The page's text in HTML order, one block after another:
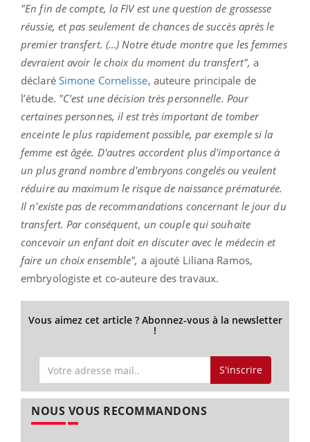
"En fin de compte, la FIV est une question de grossesse
réussie, et pas seulement de chances de succès après le
premier transfert. (…) Notre étude montre que les femmes
devraient avoir le choix du moment du transfert", a
déclaré Simone Cornelisse, auteure principale de
l’étude. "C'est une décision très personnelle. Pour
certaines personnes, il est très important de tomber
enceinte le plus rapidement possible, par exemple si la
femme est âgée. D'autres accordent plus d'importance à
un plus grand nombre d'embryons congelés ou veulent
réduire au maximum le risque de naissance prématurée.
Il n'existe pas de recommandations concernant le jour du
transfert. Par conséquent, un couple qui souhaite
concevoir un enfant doit en discuter avec le médecin et
faire un choix ensemble", a ajouté Liliana Ramos,
embryologiste et co-auteure des travaux.
Vous aimez cet article ? Abonnez-vous à la newsletter
!
S'inscrire
NOUS VOUS RECOMMANDONS